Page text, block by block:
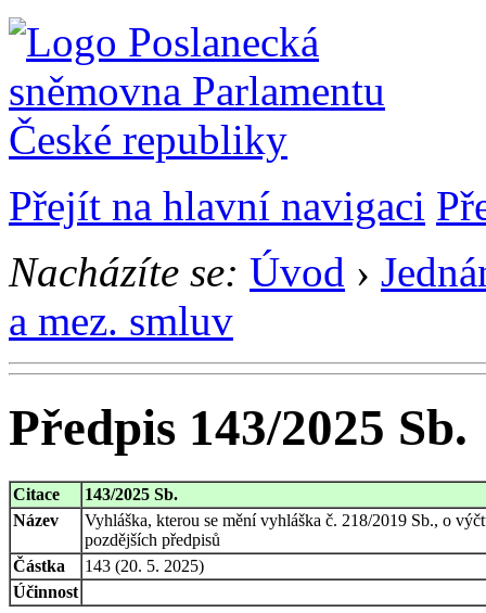
Přejít na hlavní navigaci
Nacházíte se: Úvod ›
a mez. smluv
Předpis 143/2025 Sb.
Citace
143/2025 Sb.
Název
Vyhláška, kterou se mění vyhláška č. 218/2019 Sb., o
pozdějších předpisů
Částka
143 (20. 5. 2025)
Účinnost